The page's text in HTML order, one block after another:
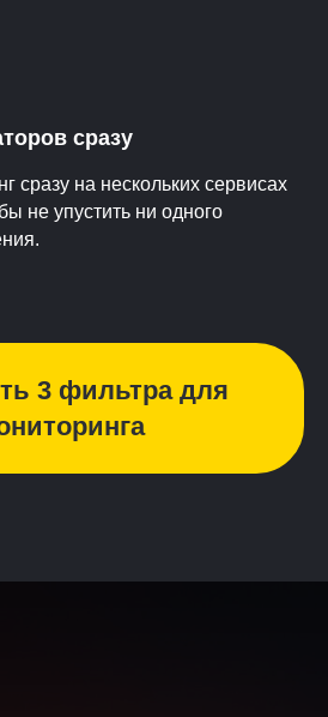
сразу
сразу на нескольких сервисах
не упустить ни одного
3 фильтра для